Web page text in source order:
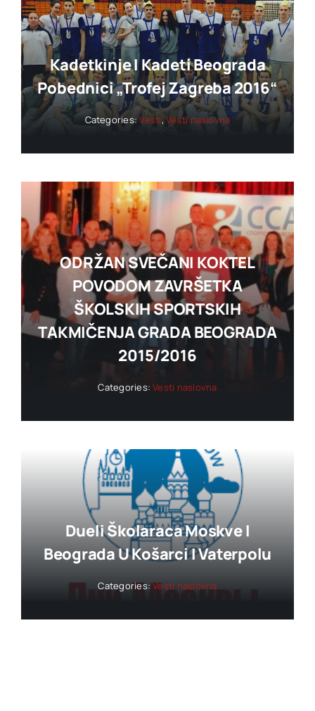
Kadetkinje I Kadeti Beograda
Pobednici „trofej Zagreba 2016“
Categories:Vesti,Vesti naslovna
ODRŽAN SVEČANI KOKTEL
POVODOM ZAVRŠETKA
ŠKOLSKIH SPORTSKIH
TAKMIČENJA GRADA BEOGRADA
2015/2016
Categories:Vesti naslovna
Dueli Školaraca Moskve I
Beograda U Košarci I Vaterpolu
Categories:Vesti naslovna